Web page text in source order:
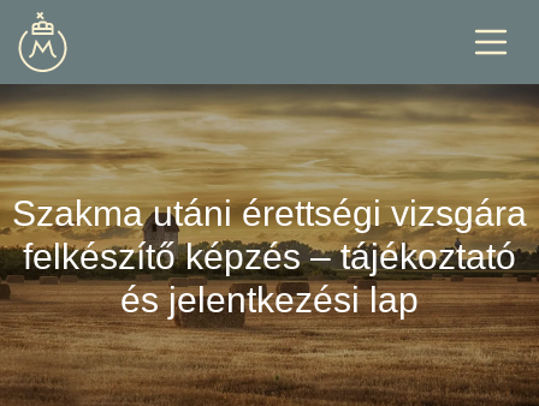
Szakma utáni érettségi vizsgára
felkészítő képzés – tájékoztató
és jelentkezési lap